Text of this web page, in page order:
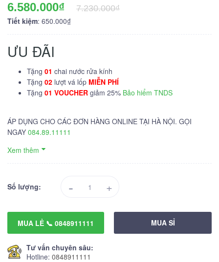
6.580.000₫
7.230.000₫
Tiết kiệm: 650.000₫
ƯU ĐÃI
Tặng 01 chai nước rửa kính
Tặng 02 lượt vá lốp MIỄN PHÍ
Tặng 01 VOUCHER giảm 25% Bảo hiểm TNDS
ÁP DỤNG CHO CÁC ĐƠN HÀNG ONLINE TẠI HÀ NỘI. GỌI
NGAY 084.89.11111
Xem thêm
Số lượng: - +
MUA LẺ 📞 0848911111 MUA SỈ
Tư vấn chuyên sâu:
Hotline: 0848911111